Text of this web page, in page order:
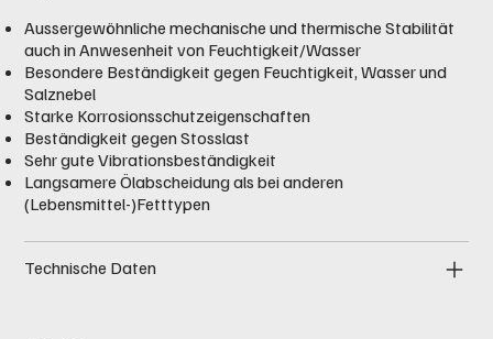
Aussergewöhnliche mechanische und thermische Stabilität
auch in Anwesenheit von Feuchtigkeit/Wasser
Besondere Beständigkeit gegen Feuchtigkeit, Wasser und
Salznebel
Starke Korrosionsschutzeigenschaften
Beständigkeit gegen Stosslast
Sehr gute Vibrationsbeständigkeit
Langsamere Ölabscheidung als bei anderen
(Lebensmittel-)Fetttypen
Technische Daten